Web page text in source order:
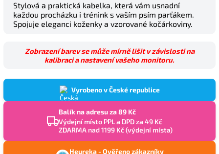
Stylová a praktická kabelka, která vám usnadní
každou procházku i trénink s vaším psím parťákem.
Spojuje eleganci koženky a vzorované kočárkoviny.
Zobrazení barev se může mírně lišit v závislosti na
kalibraci a nastavení vašeho monitoru.
Vyrobeno v České republice
Balík na adresu za 89 Kč
Výdejní místo PPL a DPD za 49 Kč
ZDARMA nad 1199 Kč (výdejní místa)
Heureka - Ověřeno zákazníky